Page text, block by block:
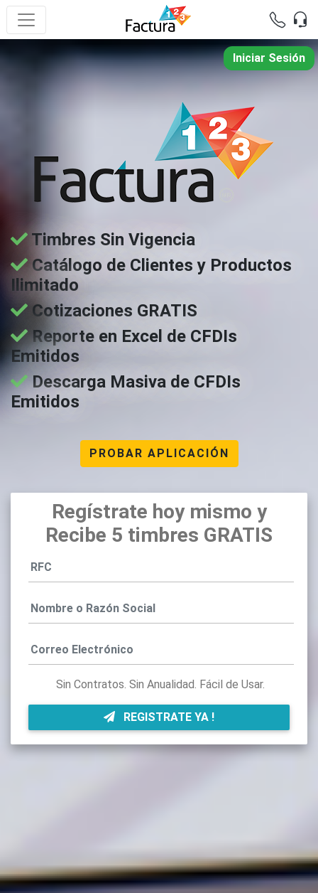
Iniciar Sesión
Timbres Sin Vigencia
Catálogo de Clientes y Productos
Ilimitado
Cotizaciones GRATIS
Reporte en Excel de CFDIs
Emitidos
Descarga Masiva de CFDIs
Emitidos
PROBAR APLICACIÓN
Regístrate hoy mismo y
Recibe 5 timbres GRATIS
Sin Contratos. Sin Anualidad. Fácil de Usar.
REGISTRATE YA !